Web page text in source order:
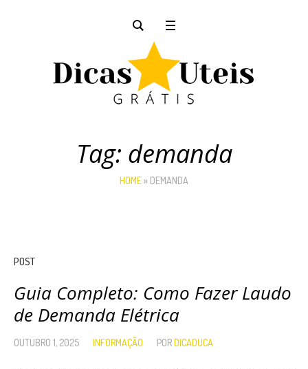
Tag: demanda
HOME» DEMANDA
POST
Guia Completo: Como Fazer Laudo
de Demanda Elétrica
OUTUBRO 1, 2025 INFORMAÇÃO PORDICADUCA